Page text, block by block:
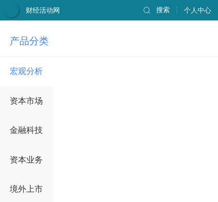
财经活动网 个人中心
搜索
产品分类
宏观分析
资本市场
金融科技
资本业务
境外上市